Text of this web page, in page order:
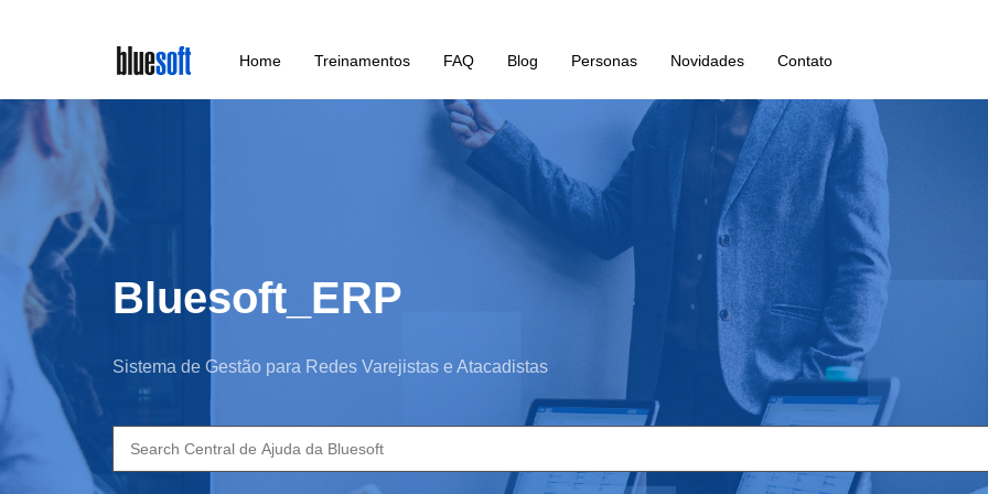
main
content
Home Treinamentos FAQ Blog Personas Novidades Contato
Bluesoft_ERP
Sistema de Gestão para Redes Varejistas e Atacadistas
Search
for: